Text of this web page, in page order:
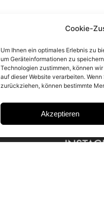
Cookie-
Um Ihnen ein optimales Erlebnis zu
um Geräteinformationen zu
Technologien zustimmen, können
auf dieser Website verarbeiten.
zurückziehen, können bestimmte
Akzeptieren